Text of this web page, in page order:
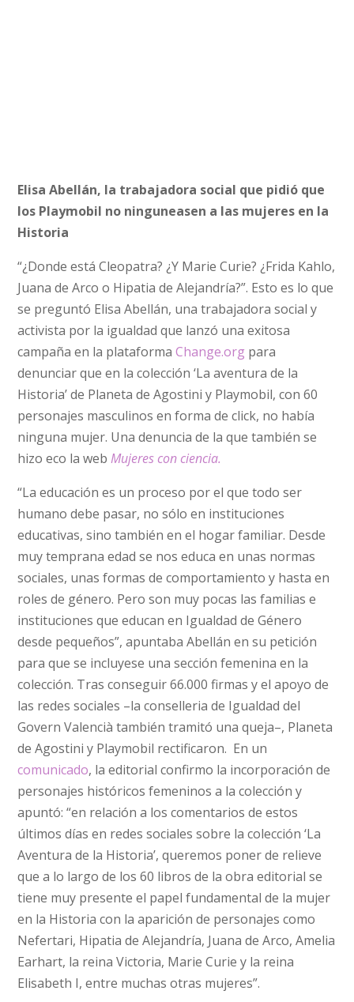
Elisa Abellán, la trabajadora social que pidió que
los Playmobil no ninguneasen a las mujeres en la
Historia
“¿Donde está Cleopatra? ¿Y Marie Curie? ¿Frida Kahlo,
Juana de Arco o Hipatia de Alejandría?”. Esto es lo que
se preguntó Elisa Abellán, una trabajadora social y
activista por la igualdad que lanzó una exitosa
campaña en la plataformaChange.org para
denunciar que en la colección ‘La aventura de la
Historia’ de Planeta de Agostini y Playmobil, con 60
personajes masculinos en forma de click, no había
ninguna mujer. Una denuncia de la que también se
hizo eco la webMujeres con ciencia.
“La educación es un proceso por el que todo ser
humano debe pasar, no sólo en instituciones
educativas, sino también en el hogar familiar. Desde
muy temprana edad se nos educa en unas normas
sociales, unas formas de comportamiento y hasta en
roles de género. Pero son muy pocas las familias e
instituciones que educan en Igualdad de Género
desde pequeños”, apuntaba Abellán en su petición
para que se incluyese una sección femenina en la
colección. Tras conseguir 66.000 firmas y el apoyo de
las redes sociales –la conselleria de Igualdad del
Govern Valencià también tramitó una queja–, Planeta
de Agostini y Playmobil rectificaron. En un
comunicado, la editorial confirmo la incorporación de
personajes históricos femeninos a la colección y
apuntó: “en relación a los comentarios de estos
últimos días en redes sociales sobre la colección ‘La
Aventura de la Historia’, queremos poner de relieve
que a lo largo de los 60 libros de la obra editorial se
tiene muy presente el papel fundamental de la mujer
en la Historia con la aparición de personajes como
Nefertari, Hipatia de Alejandría, Juana de Arco, Amelia
Earhart, la reina Victoria, Marie Curie y la reina
Elisabeth I, entre muchas otras mujeres”.